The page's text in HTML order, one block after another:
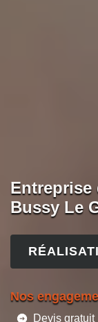
Entreprise
Bussy Le
Nos
Devis gratuit